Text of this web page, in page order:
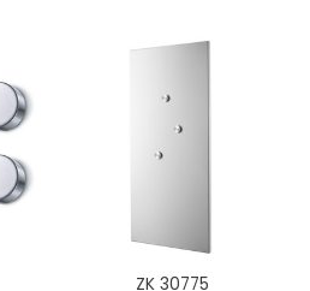
ZK 30775